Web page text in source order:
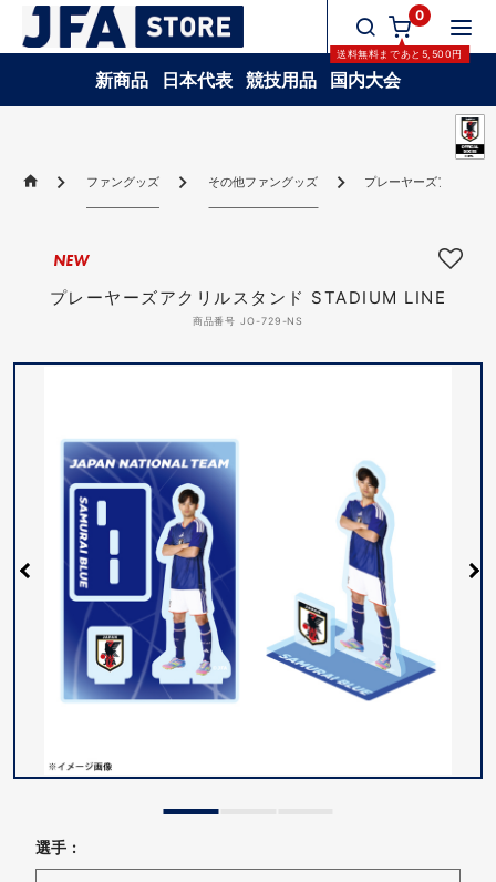
0
送料無料まであと 5,500円
新商品 日本代表 競技用品 国内大会
ファングッズ その他ファングッズ プレーヤーズアクリル
プレーヤーズアクリルスタンド STADIUM LINE
商品番号 JO-729-NS
NEW
選手 :